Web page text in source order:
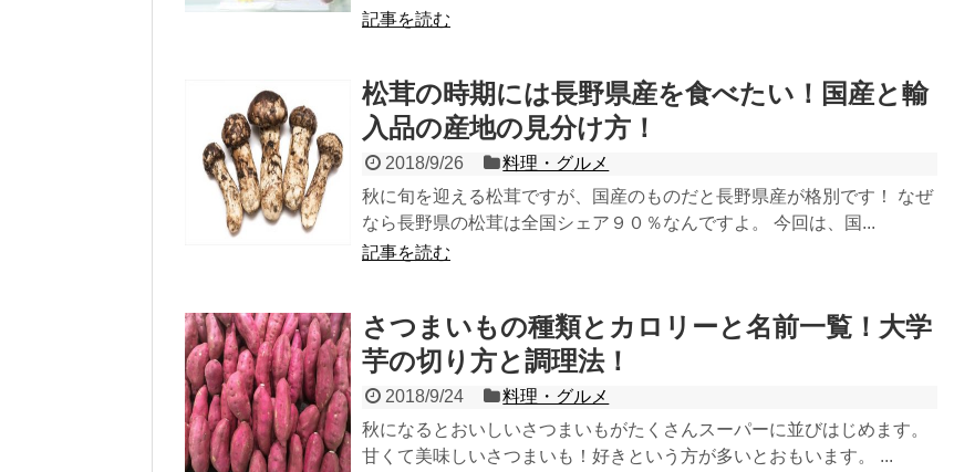
記事を読む
松茸の時期には長野県産を食べたい！国産と輸
入品の産地の見分け方！
2018/9/26
料理・グルメ
秋に旬を迎える松茸ですが、国産のものだと長野県産が格別です！ なぜ
なら長野県の松茸は全国シェア９０％なんですよ。 今回は、国...
記事を読む
さつまいもの種類とカロリーと名前一覧！大学
芋の切り方と調理法！
2018/9/24
料理・グルメ
秋になるとおいしいさつまいもがたくさんスーパーに並びはじめます。
甘くて美味しいさつまいも！好きという方が多いとおもいます。 ...